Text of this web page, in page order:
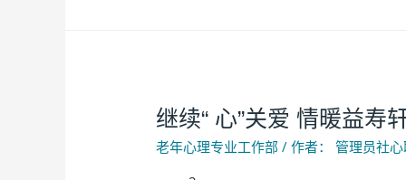
继续“ 心”关爱 情暖益寿
老年心理专业工作部 / 作者：
管理员社